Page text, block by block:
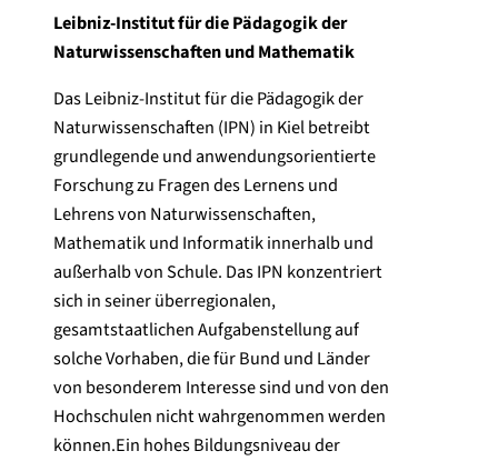
Leibniz-Institut für die Pädagogik der
Naturwissenschaften und Mathematik
Das Leibniz-Institut für die Pädagogik der
Naturwissenschaften (IPN) in Kiel betreibt
grundlegende und anwendungsorientierte
Forschung zu Fragen des Lernens und
Lehrens von Naturwissenschaften,
Mathematik und Informatik innerhalb und
außerhalb von Schule. Das IPN konzentriert
sich in seiner überregionalen,
gesamtstaatlichen Aufgabenstellung auf
solche Vorhaben, die für Bund und Länder
von besonderem Interesse sind und von den
Hochschulen nicht wahrgenommen werden
können.Ein hohes Bildungsniveau der